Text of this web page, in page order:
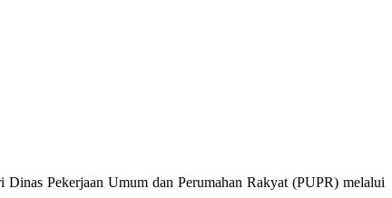
Dinas Pekerjaan Umum dan Perumahan Rakyat (PUPR) melalui